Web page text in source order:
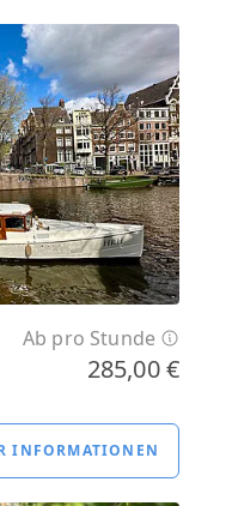
Ab pro Stunde
285,00 €
INFORMATIONEN